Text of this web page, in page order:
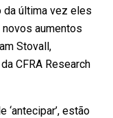
da última vez eles
aumentos
Stovall,
CFRA Research
‘antecipar’, estão